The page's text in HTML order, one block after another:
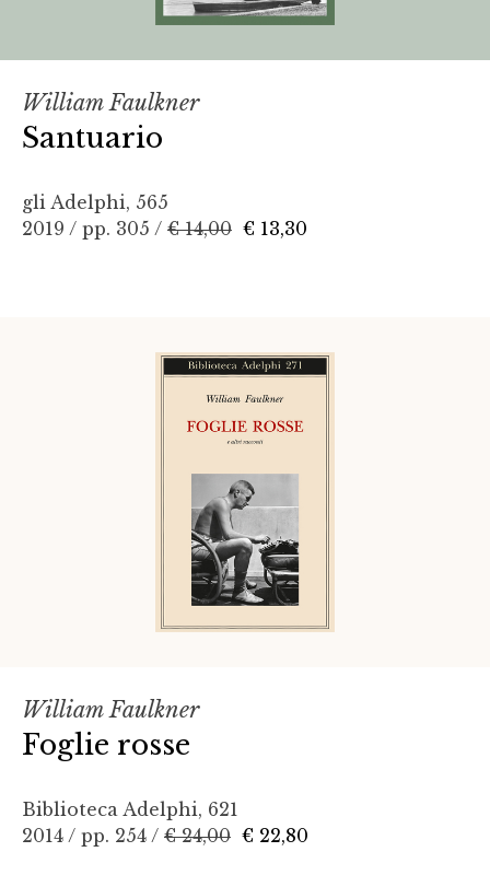
William Faulkner
Santuario
gli Adelphi, 565
2019 / pp. 305 / € 14,00 € 13,30
William Faulkner
Foglie rosse
Biblioteca Adelphi, 621
2014 / pp. 254 / € 24,00 € 22,80